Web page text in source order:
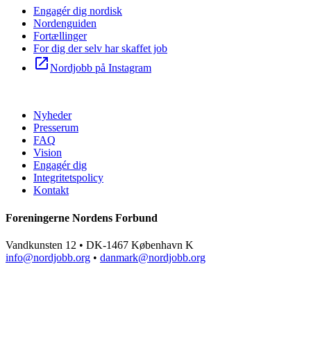
Engagér dig nordisk
Nordenguiden
Fortællinger
For dig der selv har skaffet job
open_in_newNordjobb på Instagram
Nyheder
Presserum
FAQ
Vision
Engagér dig
Integritetspolicy
Kontakt
Foreningerne Nordens Forbund
Vandkunsten 12 • DK-1467 København K
info@nordjobb.org • danmark@nordjobb.org